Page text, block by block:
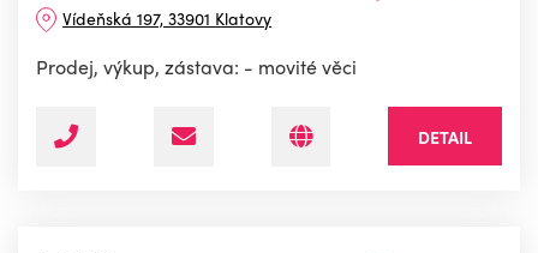
Vídeňská 197, 33901 Klatovy
Prodej, výkup, zástava: - movité věci
DETAIL